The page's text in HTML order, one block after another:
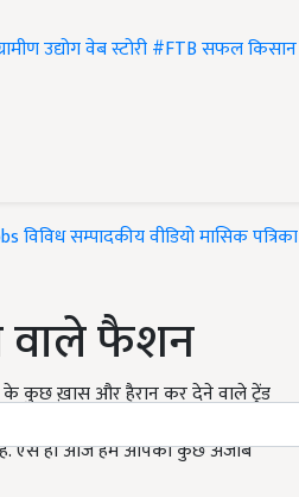
उद्योगवेब स्टोरी#FTBसफल किसान
विविधसम्पादकीयवीडियोमासिक पत्रिका
वाले फैशन
कुछ ख़ास और हैरान कर देने वाले ट्रेंड
है. ऐसे ही आज हम आपको कुछ अजीब